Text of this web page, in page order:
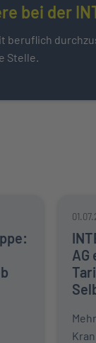
vor Ort
bei der
beruflich
Stelle.
AG